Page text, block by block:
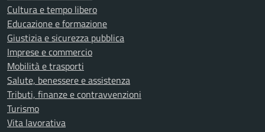
Cultura e tempo libero
Educazione e formazione
Giustizia e sicurezza pubblica
Imprese e commercio
Mobilità e trasporti
Salute, benessere e assistenza
Tributi, finanze e contravvenzioni
Turismo
Vita lavorativa